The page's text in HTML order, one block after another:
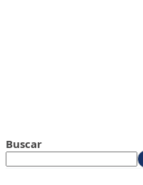
Buscar